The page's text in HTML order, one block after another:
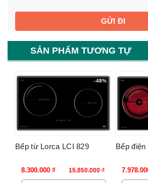
SẢN PHẨM TƯƠNG TỰ
-48%
Bếp từ Lorca LCI 829
15.850.000₫
Giá
gốc
8.300.000 ₫
Giá
hiện
Bếp